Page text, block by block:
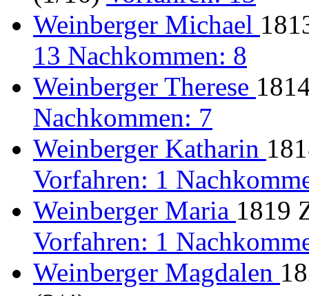
Weinberger Michael
13 Nachkommen: 8
Weinberger Therese
Nachkommen: 7
Weinberger Katharin
Vorfahren: 1
Weinberger Maria 1819
Vorfahren: 1
Weinberger Magdalen